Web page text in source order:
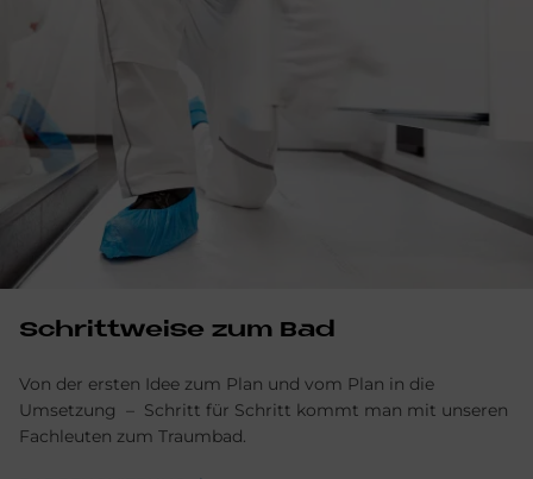
Schrittweise zum Bad
Von der ersten Idee zum Plan und vom Plan in die
Umsetzung – Schritt für Schritt kommt man mit unseren
Fachleuten zum Traumbad.